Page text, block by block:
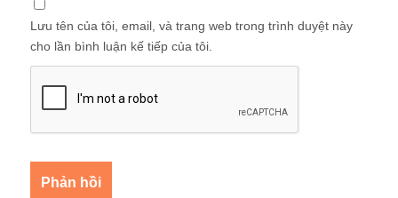
Lưu tên của tôi, email, và trang web trong trình duyệt này
cho lần bình luận kế tiếp của tôi.